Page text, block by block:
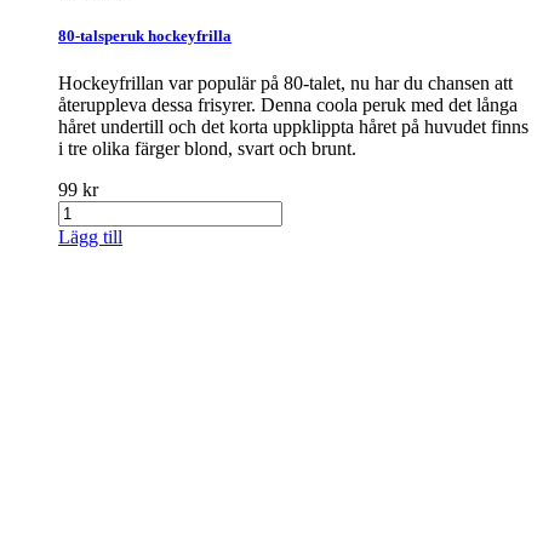
80-talsperuk hockeyfrilla
Hockeyfrillan var populär på 80-talet, nu har du chansen att
återuppleva dessa frisyrer. Denna coola peruk med det långa
håret undertill och det korta uppklippta håret på huvudet finns
i tre olika färger blond, svart och brunt.
99 kr
Lägg till